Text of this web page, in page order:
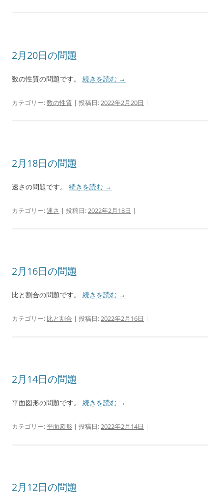
2月20日の問題
数の性質の問題です。 続きを読む →
カテゴリー:数の性質 | 投稿日:2022年2月20日 |
2月18日の問題
速さの問題です。 続きを読む →
カテゴリー:速さ | 投稿日:2022年2月18日 |
2月16日の問題
比と割合の問題です。 続きを読む →
カテゴリー: 比と割合 | 投稿日:2022年2月16日 |
2月14日の問題
平面図形の問題です。 続きを読む →
カテゴリー:平面図形 | 投稿日:2022年2月14日 |
2月12日の問題